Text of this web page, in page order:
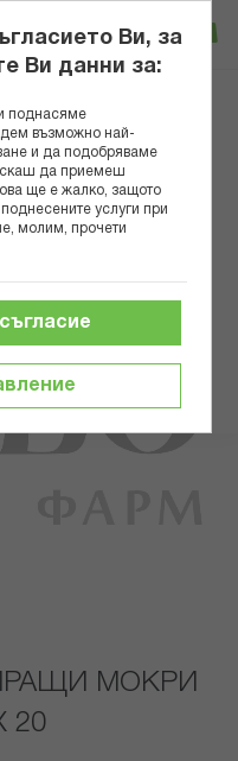
Вход
Х 20
МОКРИ
20
Ви, за
Ви данни за:
поднасяме
възможно най-
и да подобряваме
да приемеш
ще е жалко, защото
услуги при
молим, прочети